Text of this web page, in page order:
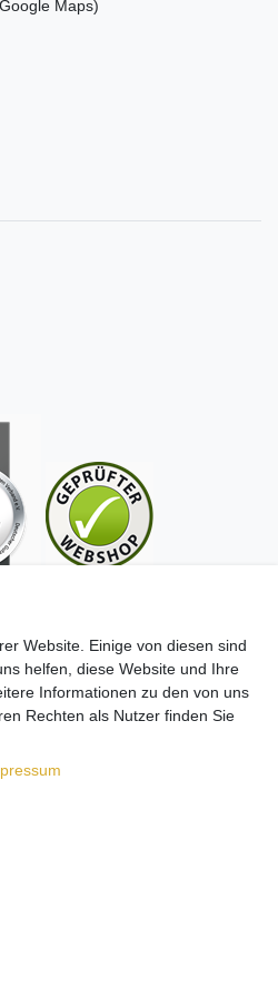
Website. Einige von diesen sind
helfen, diese Website und Ihre
Informationen zu den von uns
Rechten als Nutzer finden Sie
Maps)